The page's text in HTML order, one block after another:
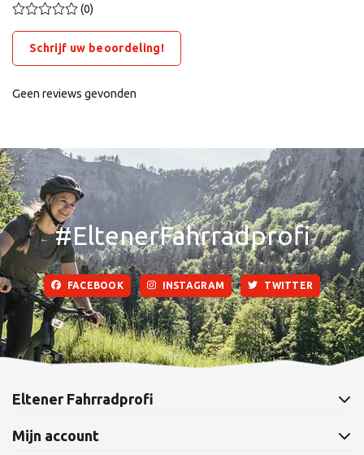
(0)
Schrijf uw beoordeling!
Geen reviews gevonden
#EltenerFahrradprofi
FACEBOOK INSTAGRAM TWITTER
Eltener Fahrradprofi
Mijn account